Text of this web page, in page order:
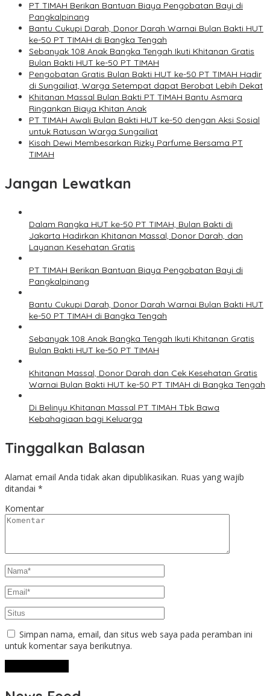
PT TIMAH Berikan Bantuan Biaya Pengobatan Bayi di
Pangkalpinang
Bantu Cukupi Darah, Donor Darah Warnai Bulan Bakti HUT
ke-50 PT TIMAH di Bangka Tengah
Sebanyak 108 Anak Bangka Tengah Ikuti Khitanan Gratis
Bulan Bakti HUT ke-50 PT TIMAH
Pengobatan Gratis Bulan Bakti HUT ke-50 PT TIMAH Hadir
di Sungailiat, Warga Setempat dapat Berobat Lebih Dekat
Khitanan Massal Bulan Bakti PT TIMAH Bantu Asmara
Ringankan Biaya Khitan Anak
PT TIMAH Awali Bulan Bakti HUT ke-50 dengan Aksi Sosial
untuk Ratusan Warga Sungailiat
Kisah Dewi Membesarkan Rizky Parfume Bersama PT
TIMAH
Jangan Lewatkan
Dalam Rangka HUT ke-50 PT TIMAH, Bulan Bakti di
Jakarta Hadirkan Khitanan Massal, Donor Darah, dan
Layanan Kesehatan Gratis
PT TIMAH Berikan Bantuan Biaya Pengobatan Bayi di
Pangkalpinang
Bantu Cukupi Darah, Donor Darah Warnai Bulan Bakti HUT
ke-50 PT TIMAH di Bangka Tengah
Sebanyak 108 Anak Bangka Tengah Ikuti Khitanan Gratis
Bulan Bakti HUT ke-50 PT TIMAH
Khitanan Massal, Donor Darah dan Cek Kesehatan Gratis
Warnai Bulan Bakti HUT ke-50 PT TIMAH di Bangka Tengah
Di Belinyu Khitanan Massal PT TIMAH Tbk Bawa
Kebahagiaan bagi Keluarga
Tinggalkan Balasan
Alamat email Anda tidak akan dipublikasikan. Ruas yang wajib
ditandai *
Komentar
Simpan nama, email, dan situs web saya pada peramban ini
untuk komentar saya berikutnya.